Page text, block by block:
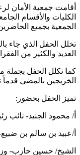
الكليات والأقسام
الجمعية بجميع
تخلل الحفل الذي جاء
العديد والكثير من
كما تكلل الحفل بجملة
الخريجين بالمضي قدماً
تميز الحفل بحضور:
أ/ محمود الجنيد-
أ/عبيد بن سالم بن
الشيخ/ حسين حازب-